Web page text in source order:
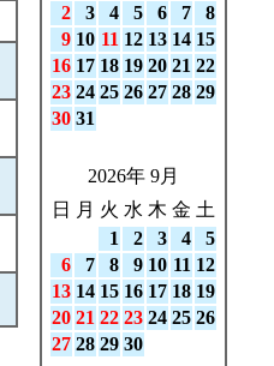
2
3 4 5 6 7
8
9 10 11 12 13 14 15
16 17 18 19 20 21 22
23 24 25 26 27 28 29
30 31
2026年 9月
日
月 火 水 木 金 土
1
2 3 4
5
6
7 8 9 10 11 12
13 14 15 16 17 18 19
20 21 22 23 24 25 26
27 28 29 30